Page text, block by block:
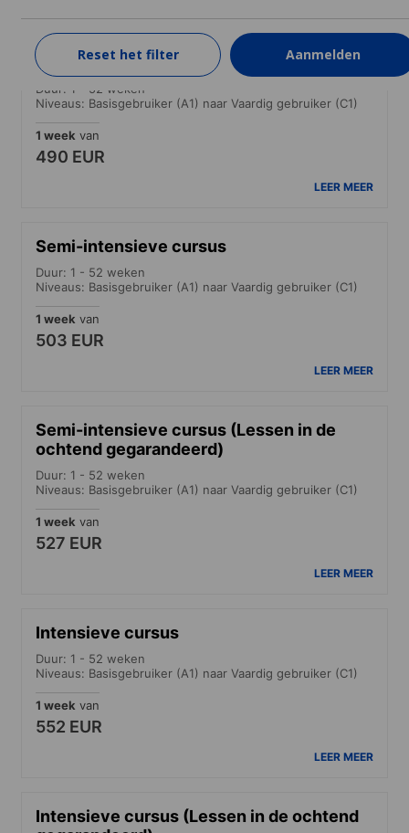
Reset het filter Aanmelden
Standaard cursus (Lessen in de ochtend
gegarandeerd)
Duur: 1 - 52 weken
Niveaus: Basisgebruiker (A1) naar Vaardig gebruiker (C1)
1 week van
490 EUR
LEER MEER
Semi-intensieve cursus
Duur: 1 - 52 weken
Niveaus: Basisgebruiker (A1) naar Vaardig gebruiker (C1)
1 week van
503 EUR
LEER MEER
Semi-intensieve cursus (Lessen in de
ochtend gegarandeerd)
Duur: 1 - 52 weken
Niveaus: Basisgebruiker (A1) naar Vaardig gebruiker (C1)
1 week van
527 EUR
LEER MEER
Intensieve cursus
Duur: 1 - 52 weken
Niveaus: Basisgebruiker (A1) naar Vaardig gebruiker (C1)
1 week van
552 EUR
LEER MEER
Intensieve cursus (Lessen in de ochtend